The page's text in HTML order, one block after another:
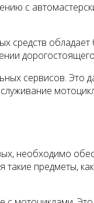
с
средств
сервисов. Это
необходимо
предметы,